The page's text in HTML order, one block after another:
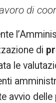
di
di
le
avvio